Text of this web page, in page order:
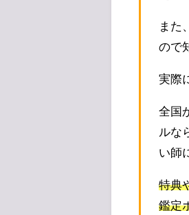
また
ので
実際
全国
ルな
い師
特典
鑑定